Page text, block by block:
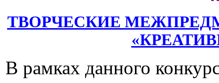
ТВОРЧЕСКИЕ
В рамках данного